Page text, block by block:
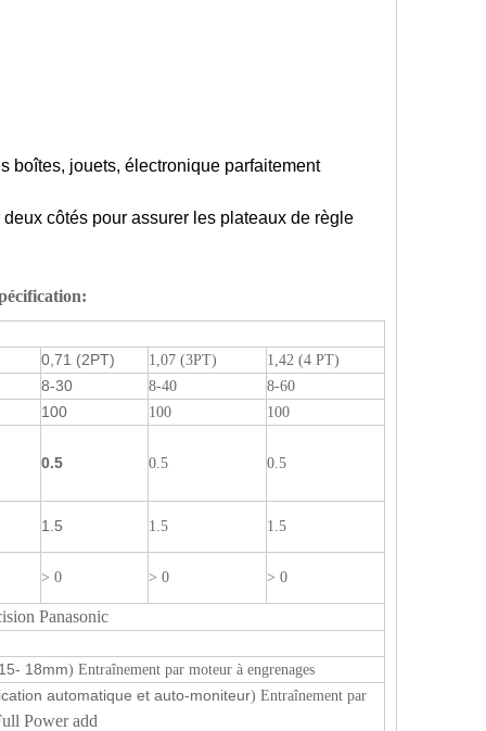
boîtes, jouets, électronique parfaitement
côtés pour assurer les plateaux de règle
:
0,71 (2PT) 1,07 (3PT) 1,42 (4 PT)
8-30 8-40 8-60
100 100 100
0.5 0.5 0.5
1.5 1.5 1.5
> 0 > 0 > 0
Panasonic
18mm) Entraînement par moteur à engrenages
automatique et auto-moniteur) Entraînement par
Power add